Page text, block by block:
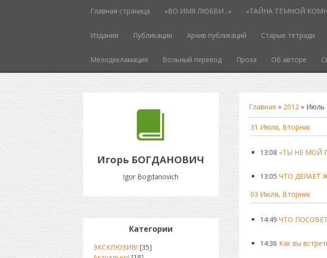
Главная страница «ВО ИМЯ ЛЮБВИ...» «ТАЙНА ТЁМНОЙ
Издания Публикации Архив публикаций Старые тетради
Мелодекламация Вольный перевод Проза Об авторе
Игорь БОГДАНОВИЧ
Igor Bogdanovich
Главная » 2012 » Июль
31 Июля, Вторник
13:08 «ТЫ НЕ МОЙ
13:05 ЧТО ДЕЛАЕТ
03 Июля, Вторник
14:49 ЧТО
14:36 Как вы
Категории
ЭКСКЛЮЗИВ! [35]